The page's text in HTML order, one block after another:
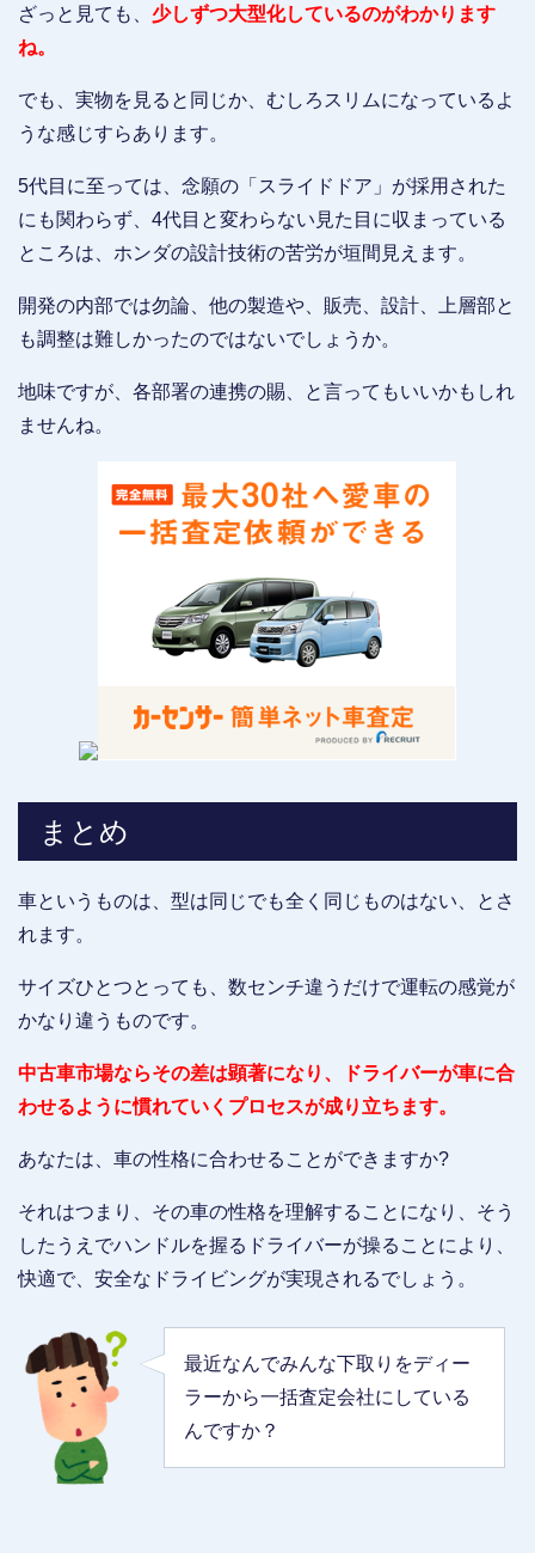
ざっと見ても、 少しずつ大型化しているのがわかります
ね。
でも、実物を見ると同じか、むしろスリムになっているよ
うな感じすらあります。
5代目に至っては、念願の「スライドドア」が採用された
にも関わらず、4代目と変わらない見た目に収まっている
ところは、ホンダの設計技術の苦労が垣間見えます。
開発の内部では勿論、他の製造や、販売、設計、上層部と
も調整は難しかったのではないでしょうか。
地味ですが、各部署の連携の賜、と言ってもいいかもしれ
ませんね。
まとめ
車というものは、型は同じでも全く同じものはない、とさ
れます。
サイズひとつとっても、数センチ違うだけで運転の感覚が
かなり違うものです。
中古車市場ならその差は顕著になり、ドライバーが車に合
わせるように慣れていくプロセスが成り立ちます。
あなたは、車の性格に合わせることができますか?
それはつまり、その車の性格を理解することになり、そう
したうえでハンドルを握るドライバーが操ることにより、
快適で、安全なドライビングが実現されるでしょう。
最近なんでみんな下取りをディー
ラーから一括査定会社にしている
んですか？